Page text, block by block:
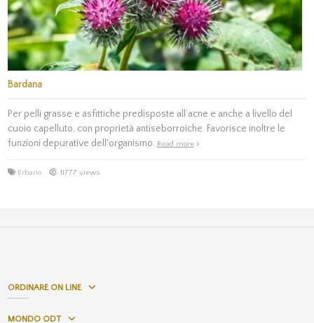
Bardana
Per pelli grasse e asfittiche predisposte all’acne e anche a livello del
cuoio capelluto, con proprietà antiseborroiche. Favorisce inoltre le
funzioni depurative dell'organismo. Read more
Erbario 11777 views
ORDINARE ON LINE
MONDO ODT